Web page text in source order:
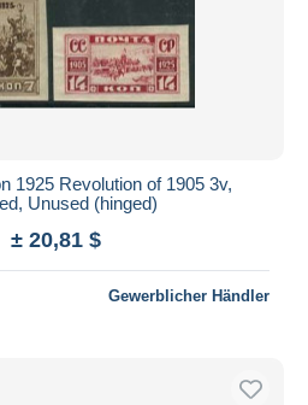
1925 Revolution of 1905 3v,
Unused (hinged)
± 20,81 $
Gewerblicher Händler